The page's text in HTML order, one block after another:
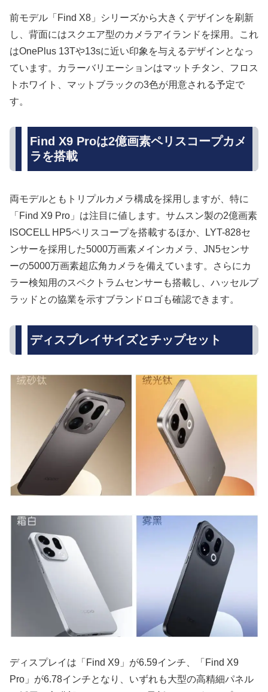
前モデル「Find X8」シリーズから大きくデザインを刷新
し、背面にはスクエア型のカメラアイランドを採用。これ
はOnePlus 13Tや13sに近い印象を与えるデザインとなっ
ています。カラーバリエーションはマットチタン、フロス
トホワイト、マットブラックの3色が用意される予定で
す。
Find X9 Proは2億画素ペリスコープカメ
ラを搭載
両モデルともトリプルカメラ構成を採用しますが、特に
「Find X9 Pro」は注目に値します。サムスン製の2億画素
ISOCELL HP5ペリスコープを搭載するほか、LYT-828セ
ンサーを採用した5000万画素メインカメラ、JN5センサ
ーの5000万画素超広角カメラを備えています。さらにカ
ラー検知用のスペクトラムセンサーも搭載し、ハッセルブ
ラッドとの協業を示すブランドロゴも確認できます。
ディスプレイサイズとチップセット
ディスプレイは「Find X9」が6.59インチ、「Find X9
Pro」が6.78インチとなり、いずれも大型の高精細パネル